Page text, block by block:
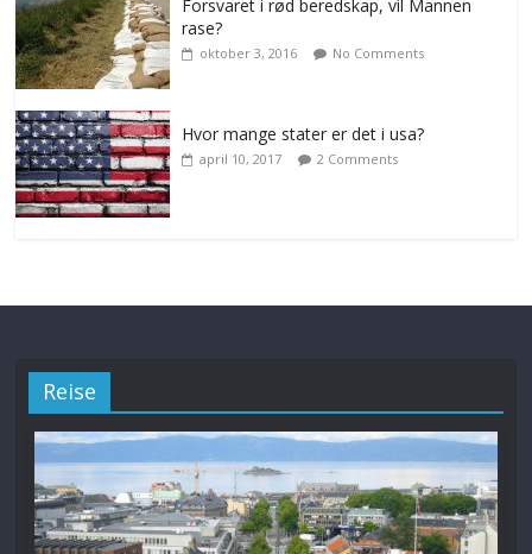
Forsvaret i rød beredskap, vil Mannen
rase?
oktober 3, 2016 No Comments
Hvor mange stater er det i usa?
april 10, 2017 2 Comments
Reise